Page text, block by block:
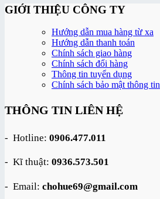
GIỚI THIỆU CÔNG TY
Hướng dẫn mua hàng từ xa
Hướng dẫn thanh toán
Chính sách giao hàng
Chính sách đổi hàng
Thông tin tuyển dụng
Chính sách bảo mật thông tin
THÔNG TIN LIÊN HỆ
- Hotline: 0906.477.011
- Kĩ thuật: 0936.573.501
- Email: chohue69@gmail.com